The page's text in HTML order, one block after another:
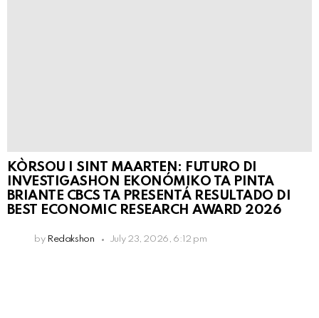
KÒRSOU I SINT MAARTEN: FUTURO DI
INVESTIGASHON EKONÓMIKO TA PINTA
BRIANTE CBCS TA PRESENTÁ RESULTADO DI
BEST ECONOMIC RESEARCH AWARD 2026
by Redakshon July 23, 2026, 6:12 pm